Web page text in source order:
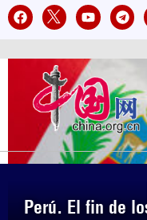
Perú. El fin de